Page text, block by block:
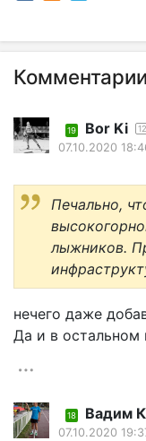
Комментарии
19 Bor Ki
07.10.2020
Печально,
лыжников.
нечего даже
Да и в остальном
18 Вадим
07.10.2020